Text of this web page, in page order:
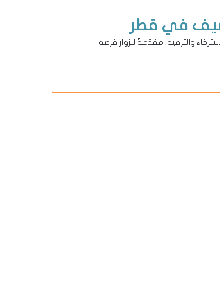
والترفيه، مقدّمةً للزوار فرصة